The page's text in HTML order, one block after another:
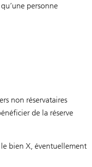
personne
non réservataires
de la réserve
bien X, éventuellement